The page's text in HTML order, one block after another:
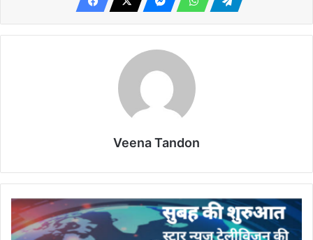
Veena Tandon
सोमवार,
01
सितंबर